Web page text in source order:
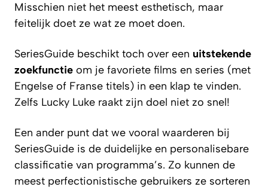
Misschien niet het meest esthetisch, maar
feitelijk doet ze wat ze moet doen.
SeriesGuide beschikt toch over een uitstekende
zoekfunctie om je favoriete films en series (met
Engelse of Franse titels) in een klap te vinden.
Zelfs Lucky Luke raakt zijn doel niet zo snel!
Een ander punt dat we vooral waarderen bij
SeriesGuide is de duidelijke en personalisebare
classificatie van programma’s. Zo kunnen de
meest perfectionistische gebruikers ze sorteren